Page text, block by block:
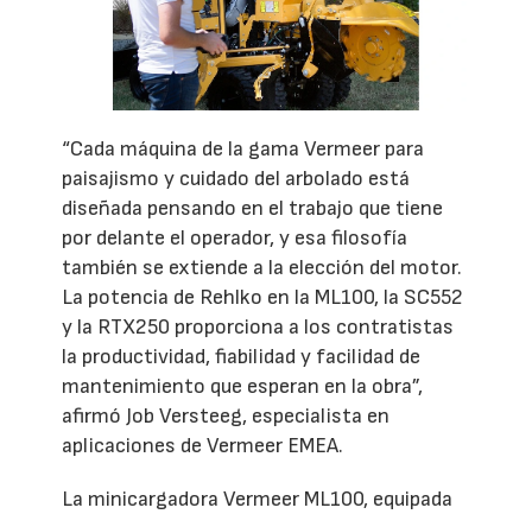
“Cada máquina de la gama Vermeer para
paisajismo y cuidado del arbolado está
diseñada pensando en el trabajo que tiene
por delante el operador, y esa filosofía
también se extiende a la elección del motor.
La potencia de Rehlko en la ML100, la SC552
y la RTX250 proporciona a los contratistas
la productividad, fiabilidad y facilidad de
mantenimiento que esperan en la obra”,
afirmó Job Versteeg, especialista en
aplicaciones de Vermeer EMEA.
La minicargadora Vermeer ML100, equipada